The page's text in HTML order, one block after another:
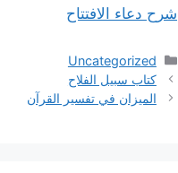
شرح دعاء الافتتاح
دسته‌ها
Uncategorized
ناوبری
نوشته‌ها
كتاب سبيل الفلاح
الميزان في تفسير القرآن